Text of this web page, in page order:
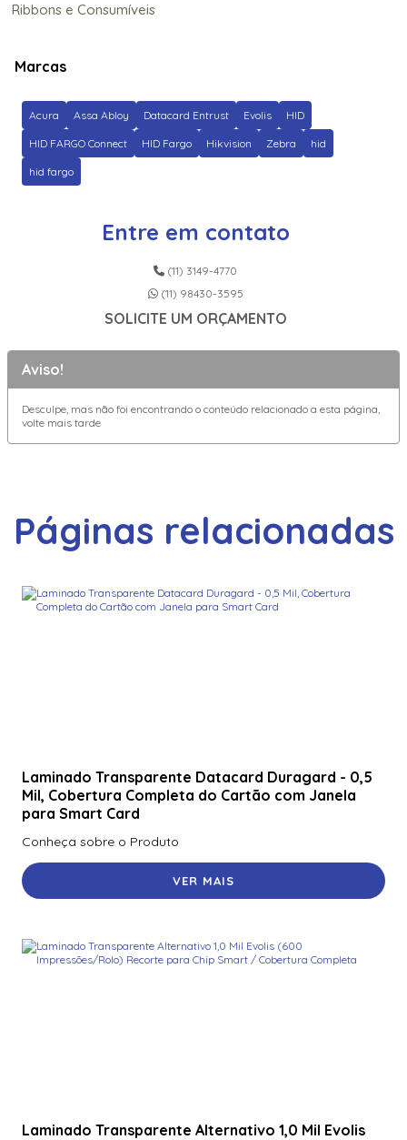
Ribbons e Consumíveis
Marcas
Acura Assa Abloy Datacard Entrust Evolis HID
HID FARGO Connect HID Fargo Hikvision Zebra hid
hid fargo
Entre em contato
(11) 3149-4770
(11) 98430-3595
SOLICITE UM ORÇAMENTO
Aviso!
Desculpe, mas não foi encontrando o conteúdo relacionado a esta página,
volte mais tarde
Páginas relacionadas
Laminado Transparente Datacard Duragard - 0,5
Mil, Cobertura Completa do Cartão com Janela
para Smart Card
Conheça sobre o Produto
VER MAIS
Laminado Transparente Alternativo 1,0 Mil Evolis